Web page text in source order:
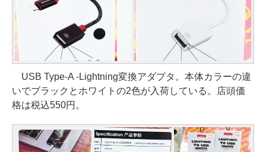
USB Type-A -Lightning変換アダプタ。本体カラーの違
いでブラックとホワイトの2色が入荷している。店頭価
格は税込550円。